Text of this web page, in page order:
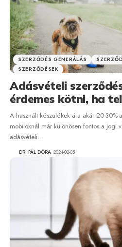
SZERZŐDÉS GENERÁLÁS
SZERZŐDÉSEK
Adásvételi
érdemes kötni, ha
A használt készülékek ára akár 20-
mobiloknál már különösen fontos a jogi
adásvételi…
DR. PÁL DÓRA 2024-02-05